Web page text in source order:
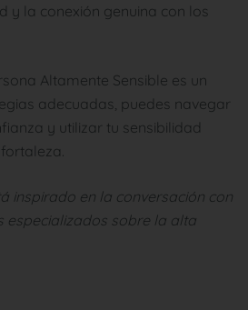
y la conexión genuina con los
Altamente Sensible es un
adecuadas, puedes navegar
y utilizar tu sensibilidad
inspirado en la conversación con
especializados sobre la alta